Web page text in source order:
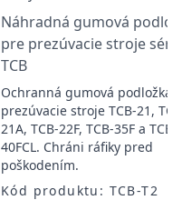
Náhradná gumová
pre prezúvacie stroje série
TCB
Ochranná gumová podložka
prezúvacie stroje TCB-21,
21A, TCB-22F, TCB-35F a TCB-
40FCL. Chráni ráfiky pred
poškodením.
Kód produktu: TCB-T2